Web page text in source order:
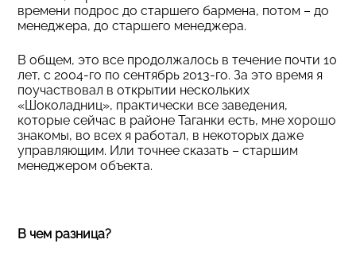
времени подрос до старшего бармена, потом – до
менеджера, до старшего менеджера.
В общем, это все продолжалось в течение почти 10
лет, с 2004-го по сентябрь 2013-го. За это время я
поучаствовал в открытии нескольких
«Шоколадниц», практически все заведения,
которые сейчас в районе Таганки есть, мне хорошо
знакомы, во всех я работал, в некоторых даже
управляющим. Или точнее сказать – старшим
менеджером объекта.
В чем разница?